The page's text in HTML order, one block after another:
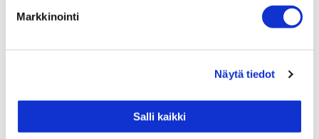
Markkinointi
Näytä tiedot
Salli kaikki
Keittiö suljetaan tuntia ennen ravintolan sulkemista.